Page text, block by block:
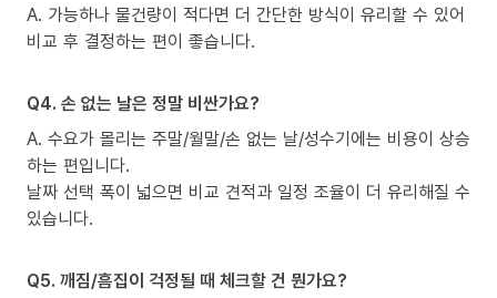
A. 가능하나 물건량이 적다면 더 간단한 방식이 유리할 수 있어
비교 후 결정하는 편이 좋습니다.
Q4. 손 없는 날은 정말 비싼가요?
A. 수요가 몰리는 주말/월말/손 없는 날/성수기에는 비용이 상승
하는 편입니다.
날짜 선택 폭이 넓으면 비교 견적과 일정 조율이 더 유리해질 수
있습니다.
Q5. 깨짐/흠집이 걱정될 때 체크할 건 뭔가요?